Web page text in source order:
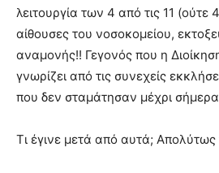
λειτουργία των 4 από τις 11 (ούτε
αίθουσες του νοσοκομείου,
αναμονής!! Γεγονός που η
γνωρίζει από τις συνεχείς
που δεν σταμάτησαν μέχρι
Τι έγινε μετά από αυτά; Απολύτως